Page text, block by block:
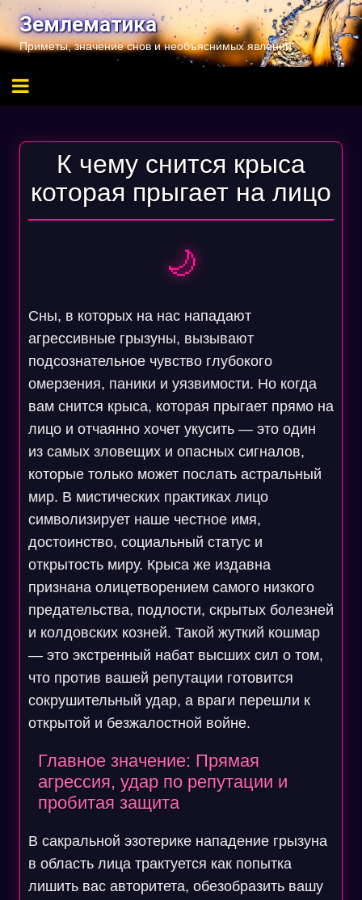
Перейти
содержимому
Землематика
Приметы, значение снов и необъяснимых явлений
К чему снится крыса
которая прыгает на лицо
🌙
Сны, в которых на нас нападают
агрессивные грызуны, вызывают
подсознательное чувство глубокого
омерзения, паники и уязвимости. Но когда
вам снится крыса, которая прыгает прямо на
лицо и отчаянно хочет укусить — это один
из самых зловещих и опасных сигналов,
которые только может послать астральный
мир. В мистических практиках лицо
символизирует наше честное имя,
достоинство, социальный статус и
открытость миру. Крыса же издавна
признана олицетворением самого низкого
предательства, подлости, скрытых болезней
и колдовских козней. Такой жуткий кошмар
— это экстренный набат высших сил о том,
что против вашей репутации готовится
сокрушительный удар, а враги перешли к
открытой и безжалостной войне.
Главное значение: Прямая
агрессия, удар по репутации и
пробитая защита
В сакральной эзотерике нападение грызуна
в область лица трактуется как попытка
лишить вас авторитета, обезобразить вашу